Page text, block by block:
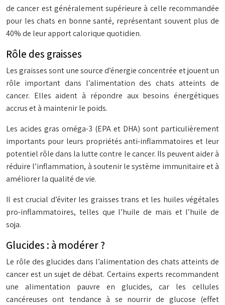
de cancer est généralement supérieure à celle recommandée
pour les chats en bonne santé, représentant souvent plus de
40% de leur apport calorique quotidien.
Rôle des graisses
Les graisses sont une source d’énergie concentrée et jouent un
rôle important dans l’alimentation des chats atteints de
cancer. Elles aident à répondre aux besoins énergétiques
accrus et à maintenir le poids.
Les acides gras oméga-3 (EPA et DHA) sont particulièrement
importants pour leurs propriétés anti-inflammatoires et leur
potentiel rôle dans la lutte contre le cancer. Ils peuvent aider à
réduire l’inflammation, à soutenir le système immunitaire et à
améliorer la qualité de vie.
Il est crucial d’éviter les graisses trans et les huiles végétales
pro-inflammatoires, telles que l’huile de maïs et l’huile de
soja.
Glucides : à modérer ?
Le rôle des glucides dans l’alimentation des chats atteints de
cancer est un sujet de débat. Certains experts recommandent
une alimentation pauvre en glucides, car les cellules
cancéreuses ont tendance à se nourrir de glucose (effet